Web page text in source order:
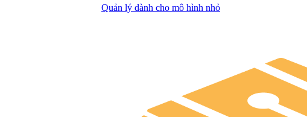
Quản lý dành cho mô hình nhỏ